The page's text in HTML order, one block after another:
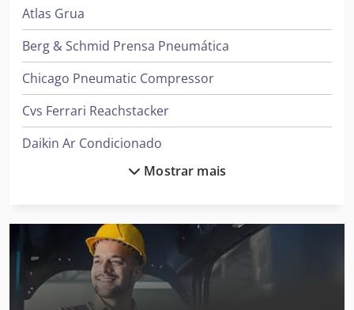
Atlas Grua
Berg & Schmid Prensa Pneumática
Chicago Pneumatic Compressor
Cvs Ferrari Reachstacker
Daikin Ar Condicionado
Gea Decantador
Gea Mixer
Ingersoll Rand Compressor
Mostrar mais